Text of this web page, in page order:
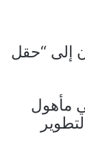
إلى “حقل
مأهول